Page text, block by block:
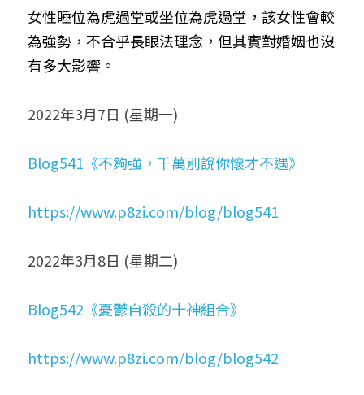
女性睡位為虎過堂或坐位為虎過堂，該女性會較
為強勢，不合乎長眼法理念，但其實對婚姻也沒
有多大影響。
2022年3月7日 (星期一)
Blog541《不夠強，千萬別說你懷才不遇》
https://www.p8zi.com/blog/blog541
2022年3月8日 (星期二)
Blog542《憂鬱自殺的十神組合》
https://www.p8zi.com/blog/blog542